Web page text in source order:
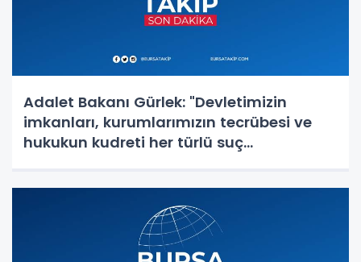
Adalet Bakanı Gürlek: "Devletimizin
imkanları, kurumlarımızın tecrübesi ve
hukukun kudreti her türlü suç